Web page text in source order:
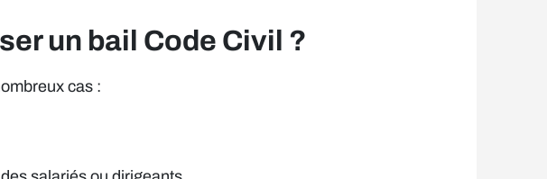
un bail Code Civil ?
cas :